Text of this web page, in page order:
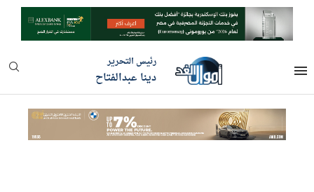
رئيس التحرير
دينا عبدالفتاح